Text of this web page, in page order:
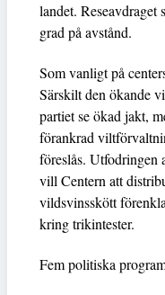
landet. Reseavdraget
grad på avstånd.
Som vanligt på
Särskilt den ökande
partiet se ökad jakt,
förankrad
föreslås. Utfodringen
vill Centern att
vildsvinsskött
kring trikintester.
Fem politiska